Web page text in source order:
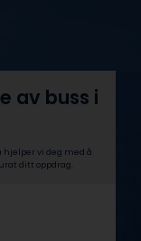
av buss i
hjelper vi deg med å
ditt oppdrag.